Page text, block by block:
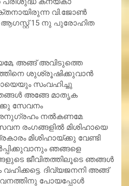
വി.ജോണ്‍
ആഗസ്റ്റ് 15 നു പുരോഹിത
അങ്ങ് അവിടുത്തെ
ശുശ്രൂഷിക്കുവാന്‍
സംവഹിച്ചു
അങ്ങേ മാതൃക
സേവനം
അനുഗ്രഹം നല്‍കണമേ.
രംഗങ്ങളില്‍ മിശിഹായെ
മിശിഹായ്ക്കു വേണ്ടി
ഞങ്ങളെ
ജീവിതത്തിലൂടെ ഞങ്ങള്‍
ദിവ്യജനനി അങ്ങ്
പോയപ്പോള്‍